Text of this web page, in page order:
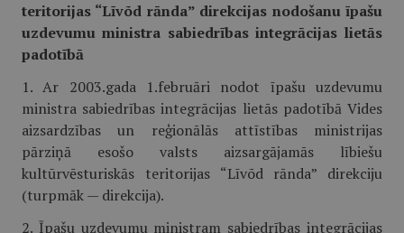
teritorijas “Līvõd rānda” direkcijas nodošanu īpašu
uzdevumu ministra sabiedrības integrācijas lietās
padotībā
1. Ar 2003.gada 1.februāri nodot īpašu uzdevumu
ministra sabiedrības integrācijas lietās padotībā Vides
aizsardzības un reģionālās attīstības ministrijas
pārziņā esošo valsts aizsargājamās lībiešu
kultūrvēsturiskās teritorijas “Līvõd rānda” direkciju
(turpmāk — direkcija).
2. Īpašu uzdevumu ministram sabiedrības integrācijas